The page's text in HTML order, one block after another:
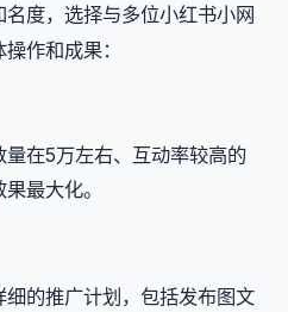
度，选择与多位小红书小网
作和成果：
在5万左右、互动率较高的
最大化。
细的推广计划，包括发布图文